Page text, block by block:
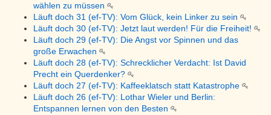
wählen zu müssen
Läuft doch 31 (ef-TV): Vom Glück, kein Linker zu sein
Läuft doch 30 (ef-TV): Jetzt laut werden! Für die Freiheit!
Läuft doch 29 (ef-TV): Die Angst vor Spinnen und das
große Erwachen
Läuft doch 28 (ef-TV): Schrecklicher Verdacht: Ist David
Precht ein Querdenker?
Läuft doch 27 (ef-TV): Kaffeeklatsch statt Katastrophe
Läuft doch 26 (ef-TV): Lothar Wieler und Berlin:
Entspannen lernen von den Besten